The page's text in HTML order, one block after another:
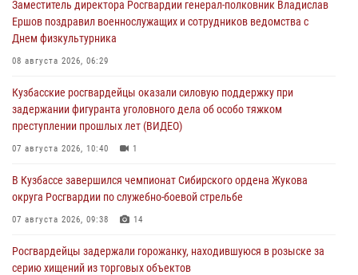
Заместитель директора Росгвардии генерал-полковник Владислав
Ершов поздравил военнослужащих и сотрудников ведомства с
Днем физкультурника
08 августа 2026, 06:29
Кузбасские росгвардейцы оказали силовую поддержку при
задержании фигуранта уголовного дела об особо тяжком
преступлении прошлых лет (ВИДЕО)
07 августа 2026, 10:40 1
В Кузбассе завершился чемпионат Сибирского ордена Жукова
округа Росгвардии по служебно-боевой стрельбе
07 августа 2026, 09:38 14
Росгвардейцы задержали горожанку, находившуюся в розыске за
серию хищений из торговых объектов